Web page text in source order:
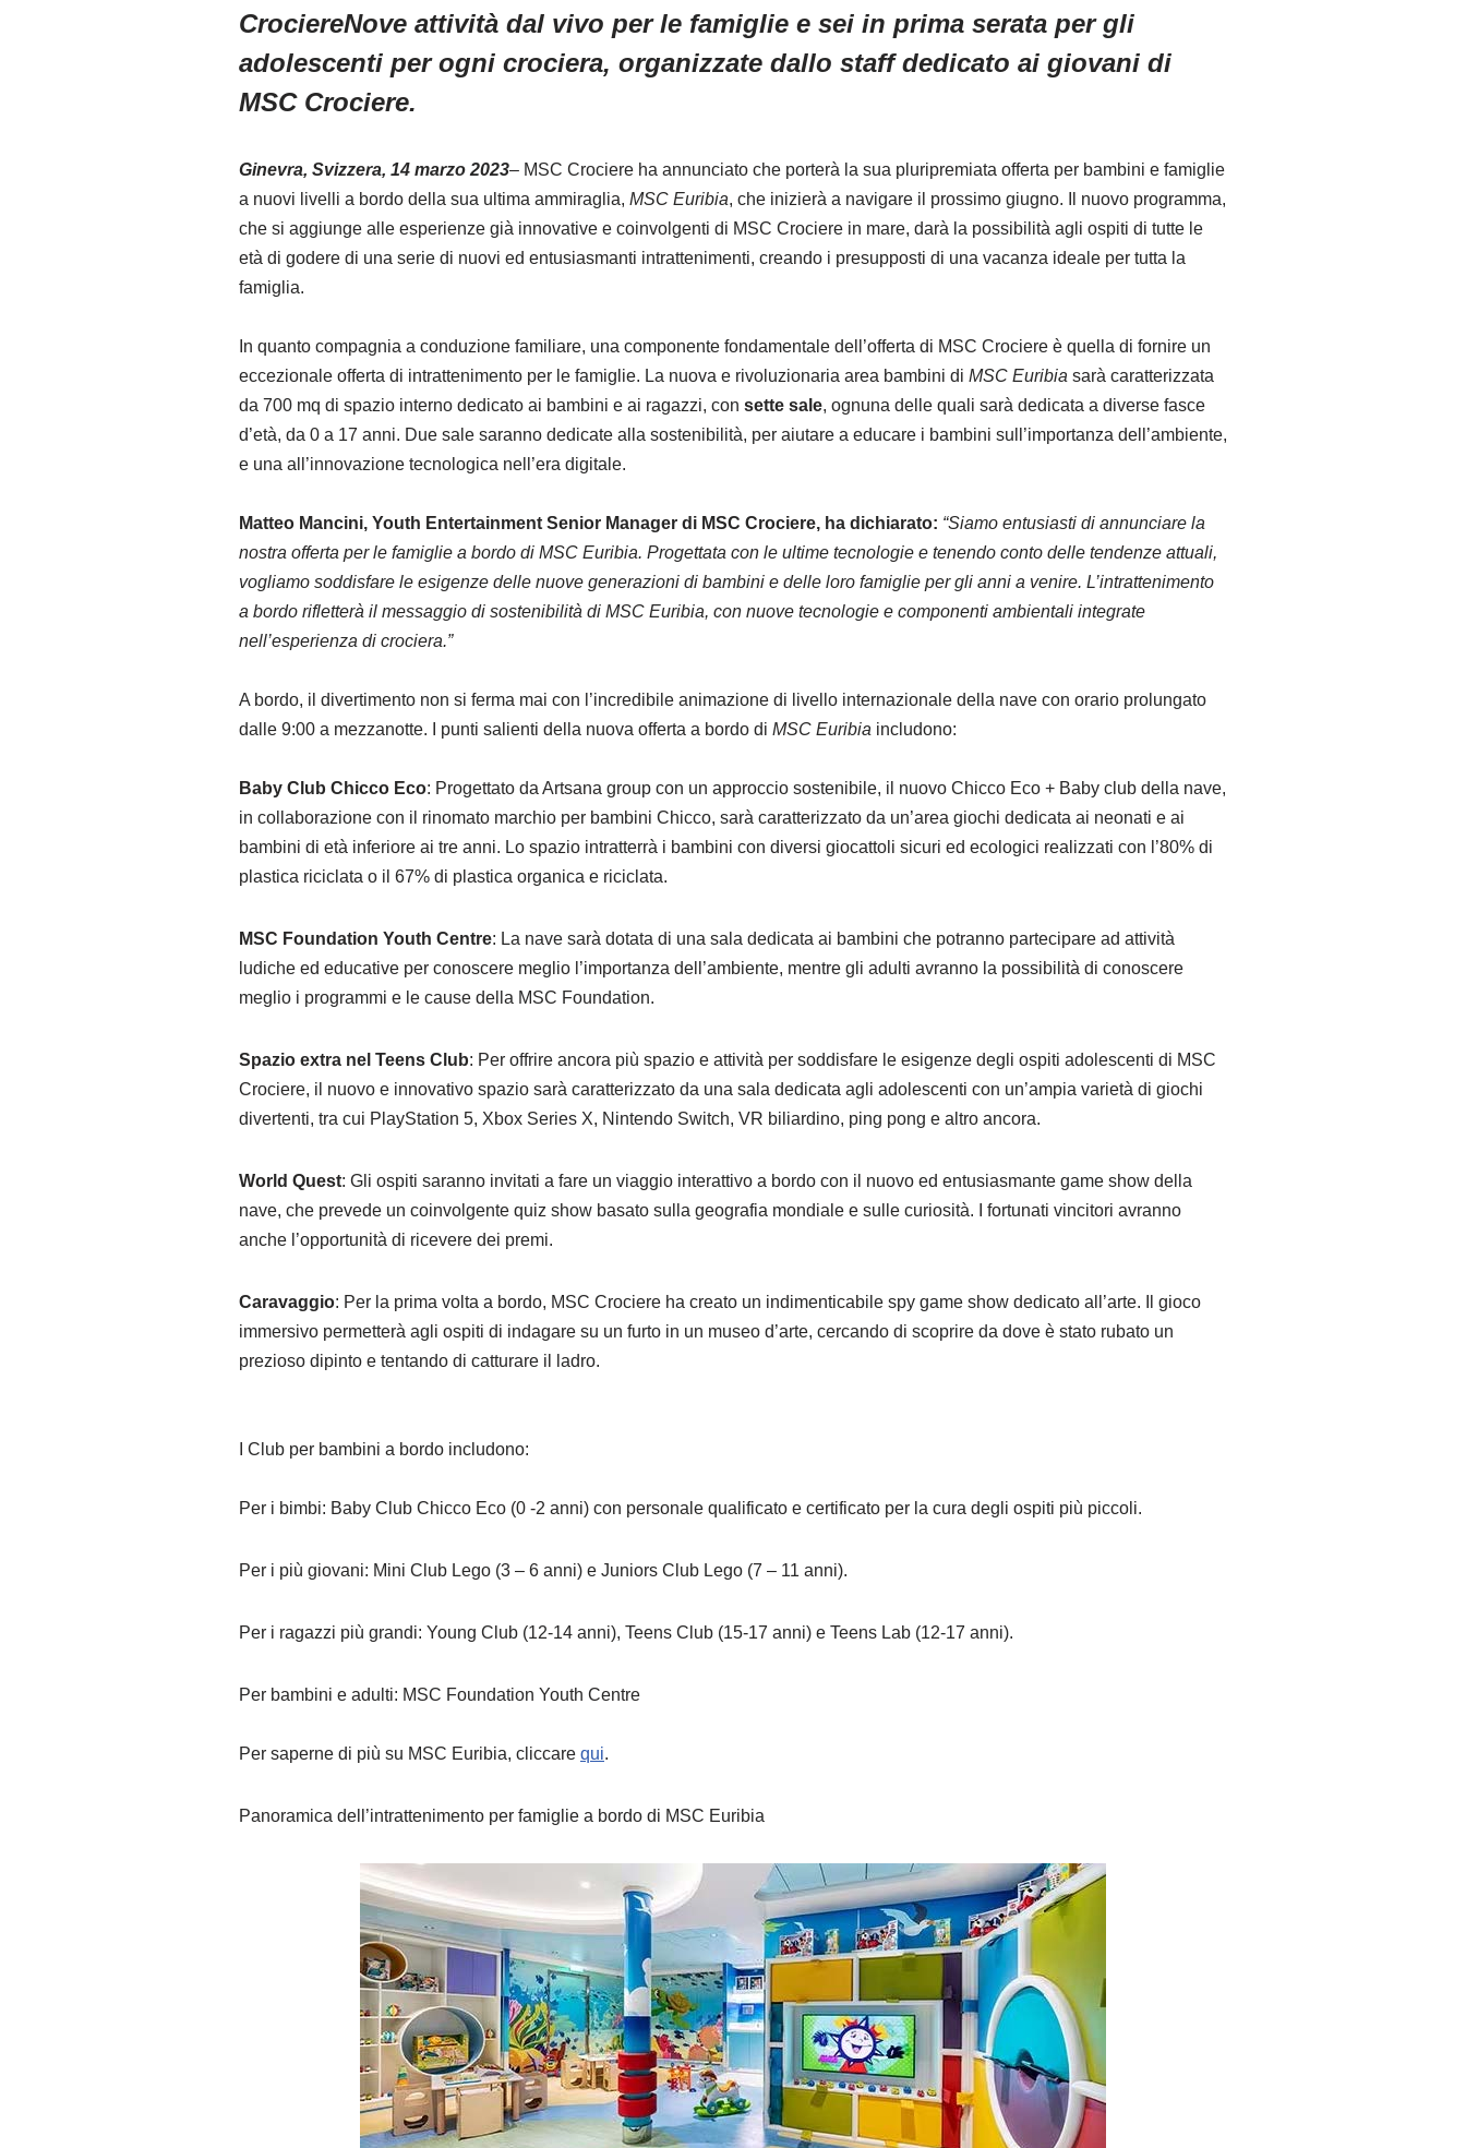
CrociereNove attività dal vivo per le famiglie e sei in prima serata per gli
adolescenti per ogni crociera, organizzate dallo staff dedicato ai giovani di
MSC Crociere.
Ginevra, Svizzera, 14 marzo 2023– MSC Crociere ha annunciato che porterà la sua pluripremiata offerta per bambini e famiglie
a nuovi livelli a bordo della sua ultima ammiraglia, MSC Euribia, che inizierà a navigare il prossimo giugno. Il nuovo programma,
che si aggiunge alle esperienze già innovative e coinvolgenti di MSC Crociere in mare, darà la possibilità agli ospiti di tutte le
età di godere di una serie di nuovi ed entusiasmanti intrattenimenti, creando i presupposti di una vacanza ideale per tutta la
famiglia.
In quanto compagnia a conduzione familiare, una componente fondamentale dell’offerta di MSC Crociere è quella di fornire un
eccezionale offerta di intrattenimento per le famiglie. La nuova e rivoluzionaria area bambini di MSC Euribia sarà caratterizzata
da 700 mq di spazio interno dedicato ai bambini e ai ragazzi, con sette sale, ognuna delle quali sarà dedicata a diverse fasce
d’età, da 0 a 17 anni. Due sale saranno dedicate alla sostenibilità, per aiutare a educare i bambini sull’importanza dell’ambiente,
e una all’innovazione tecnologica nell’era digitale.
Matteo Mancini, Youth Entertainment Senior Manager di MSC Crociere, ha dichiarato: “Siamo entusiasti di annunciare la
nostra offerta per le famiglie a bordo di MSC Euribia. Progettata con le ultime tecnologie e tenendo conto delle tendenze attuali,
vogliamo soddisfare le esigenze delle nuove generazioni di bambini e delle loro famiglie per gli anni a venire. L’intrattenimento
a bordo rifletterà il messaggio di sostenibilità di MSC Euribia, con nuove tecnologie e componenti ambientali integrate
nell’esperienza di crociera.”
A bordo, il divertimento non si ferma mai con l’incredibile animazione di livello internazionale della nave con orario prolungato
dalle 9:00 a mezzanotte. I punti salienti della nuova offerta a bordo di MSC Euribia includono:
Baby Club Chicco Eco: Progettato da Artsana group con un approccio sostenibile, il nuovo Chicco Eco + Baby club della nave,
in collaborazione con il rinomato marchio per bambini Chicco, sarà caratterizzato da un’area giochi dedicata ai neonati e ai
bambini di età inferiore ai tre anni. Lo spazio intratterrà i bambini con diversi giocattoli sicuri ed ecologici realizzati con l’80% di
plastica riciclata o il 67% di plastica organica e riciclata.
MSC Foundation Youth Centre: La nave sarà dotata di una sala dedicata ai bambini che potranno partecipare ad attività
ludiche ed educative per conoscere meglio l’importanza dell’ambiente, mentre gli adulti avranno la possibilità di conoscere
meglio i programmi e le cause della MSC Foundation.
Spazio extra nel Teens Club: Per offrire ancora più spazio e attività per soddisfare le esigenze degli ospiti adolescenti di MSC
Crociere, il nuovo e innovativo spazio sarà caratterizzato da una sala dedicata agli adolescenti con un’ampia varietà di giochi
divertenti, tra cui PlayStation 5, Xbox Series X, Nintendo Switch, VR biliardino, ping pong e altro ancora.
World Quest: Gli ospiti saranno invitati a fare un viaggio interattivo a bordo con il nuovo ed entusiasmante game show della
nave, che prevede un coinvolgente quiz show basato sulla geografia mondiale e sulle curiosità. I fortunati vincitori avranno
anche l’opportunità di ricevere dei premi.
Caravaggio: Per la prima volta a bordo, MSC Crociere ha creato un indimenticabile spy game show dedicato all’arte. Il gioco
immersivo permetterà agli ospiti di indagare su un furto in un museo d’arte, cercando di scoprire da dove è stato rubato un
prezioso dipinto e tentando di catturare il ladro.
I Club per bambini a bordo includono:
Per i bimbi: Baby Club Chicco Eco (0 -2 anni) con personale qualificato e certificato per la cura degli ospiti più piccoli.
Per i più giovani: Mini Club Lego (3 – 6 anni) e Juniors Club Lego (7 – 11 anni).
Per i ragazzi più grandi: Young Club (12-14 anni), Teens Club (15-17 anni) e Teens Lab (12-17 anni).
Per bambini e adulti: MSC Foundation Youth Centre
Per saperne di più su MSC Euribia, cliccare qui.
Panoramica dell’intrattenimento per famiglie a bordo di MSC Euribia